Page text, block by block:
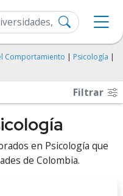
Comportamiento | Psicología |
Filtrar
en Psicología que
de Colombia.